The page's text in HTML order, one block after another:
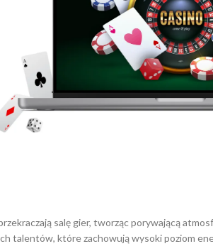
salę gier, tworząc porywającą
talentów, które zachowują wysoki poziom